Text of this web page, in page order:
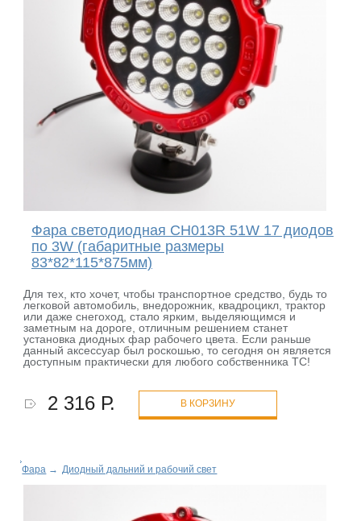
Фара светодиодная CH013R 51W 17 диодов
по 3W (габаритные размеры
83*82*115*875мм)
Для тех, кто хочет, чтобы транспортное средство, будь то
легковой автомобиль, внедорожник, квадроцикл, трактор
или даже снегоход, стало ярким, выделяющимся и
заметным на дороге, отличным решением станет
установка диодных фар рабочего цвета. Если раньше
данный аксессуар был роскошью, то сегодня он является
доступным практически для любого собственника ТС!
2 316 Р. В КОРЗИНУ
Фара → Диодный дальний и рабочий свет